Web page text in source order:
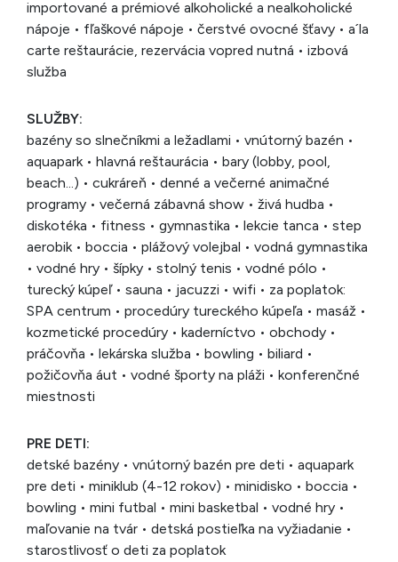
importované a prémiové alkoholické a nealkoholické
nápoje • fľaškové nápoje • čerstvé ovocné šťavy • a´la
carte reštaurácie, rezervácia vopred nutná • izbová
služba
SLUŽBY:
bazény so slnečníkmi a ležadlami • vnútorný bazén •
aquapark • hlavná reštaurácia • bary (lobby, pool,
beach...) • cukráreň • denné a večerné animačné
programy • večerná zábavná show • živá hudba •
diskotéka • fitness • gymnastika • lekcie tanca • step
aerobik • boccia • plážový volejbal • vodná gymnastika
• vodné hry • šípky • stolný tenis • vodné pólo •
turecký kúpeľ • sauna • jacuzzi • wifi • za poplatok:
SPA centrum • procedúry tureckého kúpeľa • masáž •
kozmetické procedúry • kaderníctvo • obchody •
práčovňa • lekárska služba • bowling • biliard •
požičovňa áut • vodné športy na pláži • konferenčné
miestnosti
PRE DETI:
detské bazény • vnútorný bazén pre deti • aquapark
pre deti • miniklub (4-12 rokov) • minidisko • boccia •
bowling • mini futbal • mini basketbal • vodné hry •
maľovanie na tvár • detská postieľka na vyžiadanie •
starostlivosť o deti za poplatok